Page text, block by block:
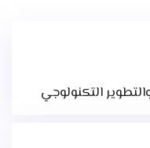
التكنولوجي